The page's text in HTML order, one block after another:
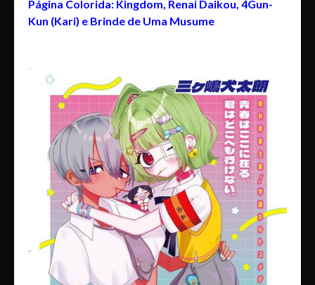
Página Colorida: Kingdom, Renai Daikou, 4Gun-
Kun (Kari) e Brinde de Uma Musume